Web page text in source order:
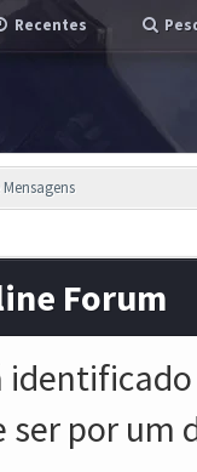
Recentes
Forum
ser por um